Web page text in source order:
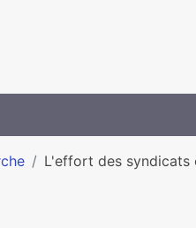
L'effort des syndicats